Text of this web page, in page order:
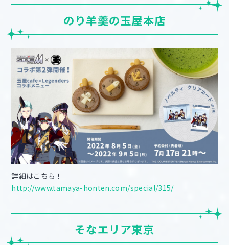
のり羊羹の玉屋本店
詳細はこちら！
http://www.tamaya-honten.com/special/315/
そなエリア東京